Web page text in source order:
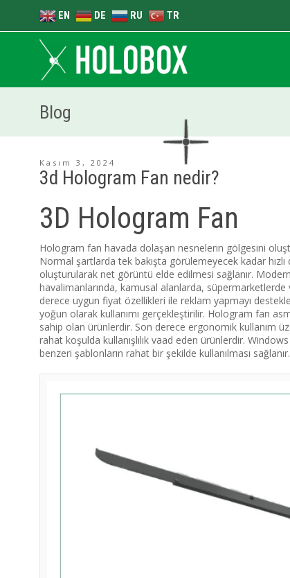
EN DE RU TR
Blog
Kasım 3, 2024
3d Hologram Fan nedir?
3D Hologram Fan
Hologram fan havada dolaşan nesnelerin gölgesini
Normal şartlarda tek bakışta görülemeyecek kadar
oluşturularak net görüntü elde edilmesi sağlanır.
havalimanlarında, kamusal alanlarda,
derece uygun fiyat özellikleri ile reklam yapmayı
yoğun olarak kullanımı gerçekleştirilir. Hologram fan
sahip olan ürünlerdir. Son derece ergonomik kullanım
rahat koşulda kullanışlılık vaad eden ürünlerdir.
benzeri şablonların rahat bir şekilde kullanılması sağlanır.